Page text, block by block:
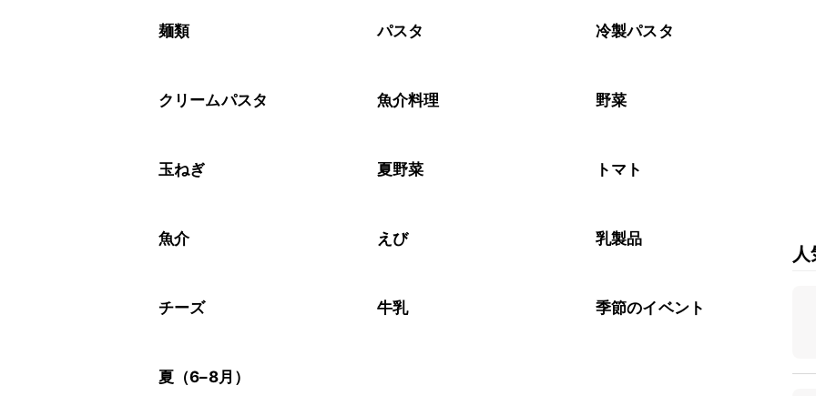
※日持ちは目安です。
麺類 パスタ 冷製パスタ
クリームパスタ 魚介料理 野菜
玉ねぎ 夏野菜 トマト
魚介 えび 乳製品
チーズ 牛乳 季節のイベント
夏（6–8月）